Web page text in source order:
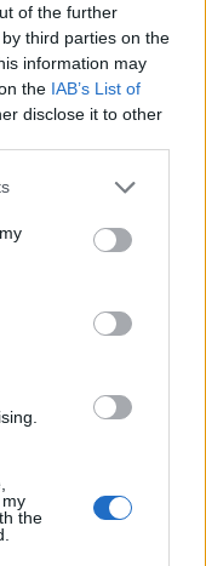
of the further
third parties on the
information may
the IAB’s List of
disclose it to other
the
–